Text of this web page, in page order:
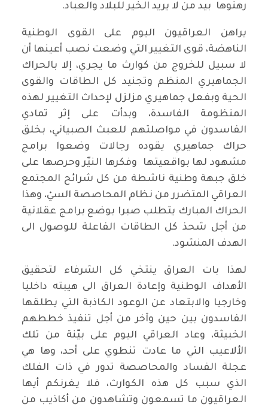
رهنوها بيد من لا يريد الخير للبلاد والعباد.
يراهن العراقيون اليوم على القوى الوطنية
الناهضة، قوى التغيير التي وضعت نصب أعينها أن
لا سبيل للخروج من كوارث ما يجري، إلا بالحراك
الجماهيري المنظم وتجنيد كل الطاقات والقوى
الحية وبفعل جماهيري مزلزل لإحداث التغيير لهذه
المنظومة الفاسدة، وبدأت على إثر تمادي
الفاسدون في مواصلتهم للعبث الصبياني، بخلق
حراك جماهيري يقوده رجالات وضعوا برامج
مشهود لها بواقعيتها وفكرها النيّر وحرصها على
خلق جبهة وطنية ناشطة من كل شرائح المجتمع
العراقي المتضرر من نظام المحاصصة السيْ، وهذا
الحراك المبارك يتطلب صبرا بوضع برامج عقلانية
من أجل شحذ كل الطاقات الفاعلة للوصول الى
الهدف المنشود.
لهذا بات العراق ينتخي كل الشرفاء لتحقيق
الأهداف الوطنية وإعادة العراق الى هيبته داخليا
وخارجيا والابتعاد عن الوعود الكاذبة التي يطلقها
الفاسدون بين حين وآخر من أجل تنفيذ خططهم
الخبيثة، وعاد العراقي اليوم على بيّنة من تلك
الألاعيب التي ما عادت تنطوي على أحد، وها هي
عجلة الفساد والمحاصصة تدور في ذات الفلك
الذي سبب كل هذه الكوارث، فلا يغرنكم أيها
العراقيون ما تسمعون وتشاهدون من أكاذيب من